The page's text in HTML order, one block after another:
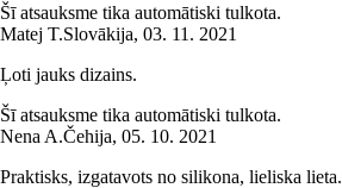
Šī atsauksme tika automātiski tulkota.
Matej T.Slovākija, 03. 11. 2021
Ļoti jauks dizains.
Šī atsauksme tika automātiski tulkota.
Nena A.Čehija, 05. 10. 2021
Praktisks, izgatavots no silikona, lieliska lieta.